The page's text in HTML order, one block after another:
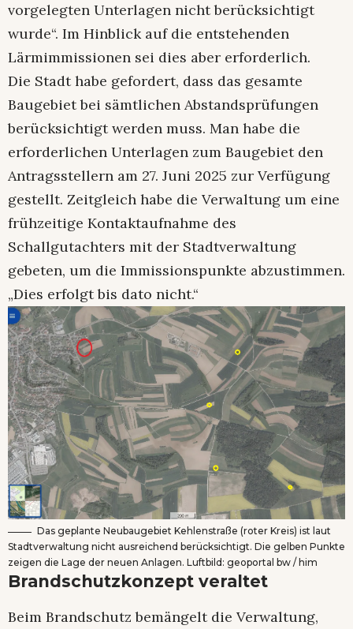
vorgelegten Unterlagen nicht berücksichtigt
wurde“. Im Hinblick auf die entstehenden
Lärmimmissionen sei dies aber erforderlich.
Die Stadt habe gefordert, dass das gesamte
Baugebiet bei sämtlichen Abstandsprüfungen
berücksichtigt werden muss. Man habe die
erforderlichen Unterlagen zum Baugebiet den
Antragsstellern am 27. Juni 2025 zur Verfügung
gestellt. Zeitgleich habe die Verwaltung um eine
frühzeitige Kontaktaufnahme des
Schallgutachters mit der Stadtverwaltung
gebeten, um die Immissionspunkte abzustimmen.
„Dies erfolgt bis dato nicht.“
Das geplante Neubaugebiet Kehlenstraße (roter Kreis) ist laut
Stadtverwaltung nicht ausreichend berücksichtigt. Die gelben Punkte
zeigen die Lage der neuen Anlagen. Luftbild: geoportal bw / him
Brandschutzkonzept veraltet
Beim Brandschutz bemängelt die Verwaltung,